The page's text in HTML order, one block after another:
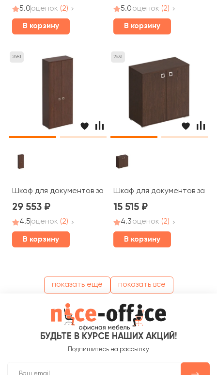
5.0оценок (2)
В корзину
5.0оценок (2)
В корзину
2651
Шкаф для документов закрытый 90,2x44,2x221 Cosmo
29 553
4.5оценок (2)
В корзину
2631
Шкаф для документов
15 515
4.3оценок (2)
В корзину
показать ещё показать все
БУДЬТЕ В КУРСЕ НАШИХ АКЦИЙ!
Подпишитесь на рассылку